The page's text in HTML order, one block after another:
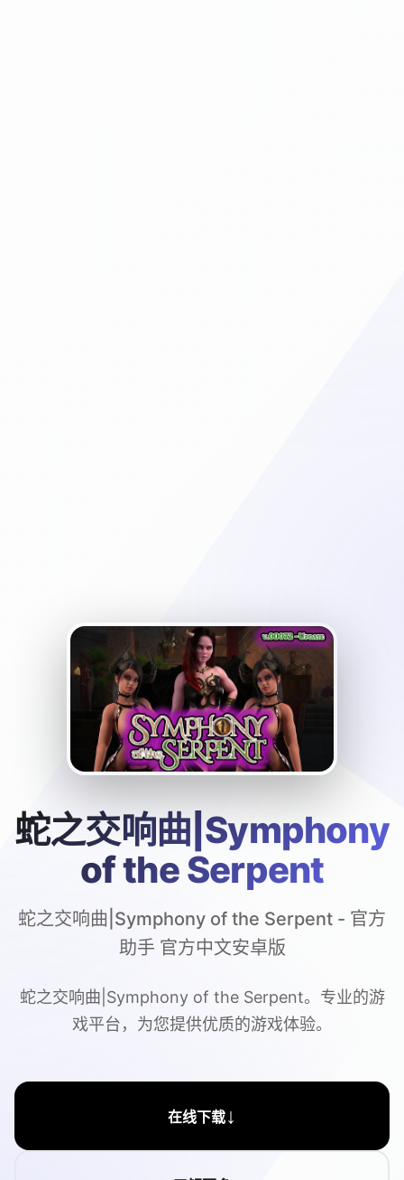
蛇之交响曲|Symphony
of the Serpent
蛇之交响曲|Symphony of the Serpent - 官方
助手 官方中文安卓版
蛇之交响曲|Symphony of the Serpent。专业的游
戏平台，为您提供优质的游戏体验。
在线下载↓